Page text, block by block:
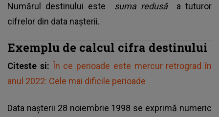
Numărul destinului este suma redusă
a tuturor
cifrelor din data nașterii.
Exemplu de calcul cifra destinului
Citeste si: În ce perioade este mercur retrograd în
anul 2022: Cele mai dificile perioade
Data nașterii 28 noiembrie 1998 se exprimă numeric